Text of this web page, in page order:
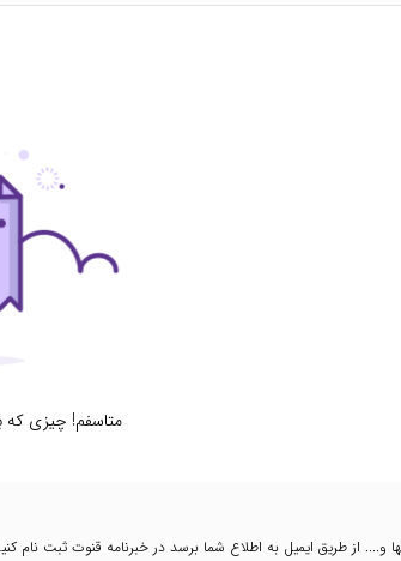
متاسفم! چیزی که
و.... از طریق ایمیل به اطلاع شما برسد در خبرنامه قنوت ثبت نام